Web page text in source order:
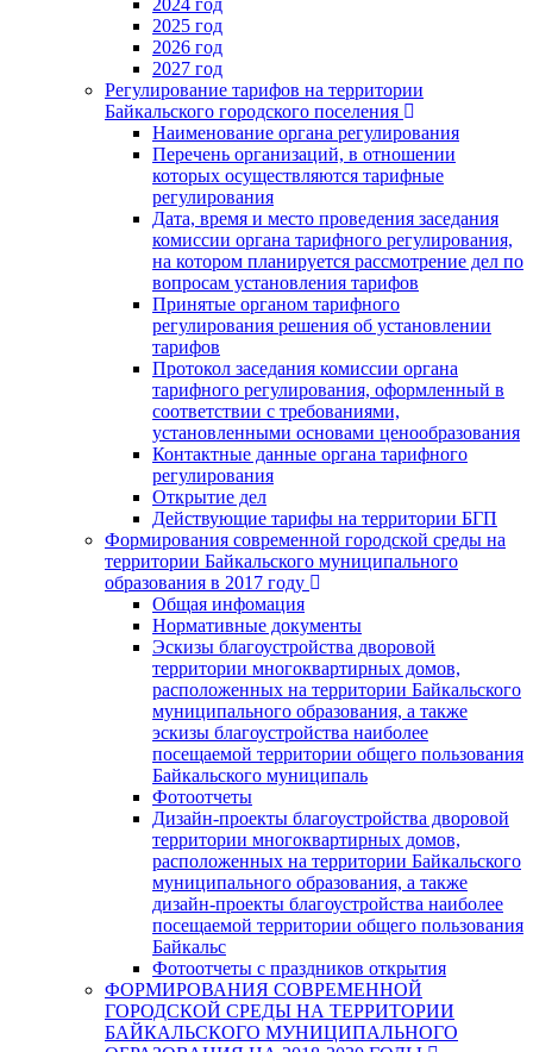
2025 год
2026 год
2027 год
Регулирование тарифов на территории
Байкальского городского поселения
Наименование органа регулирования
Перечень организаций, в отношении
которых осуществляются тарифные
регулирования
Дата, время и место проведения заседания
комиссии органа тарифного регулирования,
на котором планируется рассмотрение дел по
вопросам установления тарифов
Принятые органом тарифного
регулирования решения об установлении
тарифов
Протокол заседания комиссии органа
тарифного регулирования, оформленный в
соответствии с требованиями,
установленными основами ценообразования
Контактные данные органа тарифного
регулирования
Открытие дел
Действующие тарифы на территории БГП
Формирования современной городской среды на
территории Байкальского муниципального
образования в 2017 году
Общая инфомация
Нормативные документы
Эскизы благоустройства дворовой
территории многоквартирных домов,
расположенных на территории Байкальского
муниципального образования, а также
эскизы благоустройства наиболее
посещаемой территории общего пользования
Байкальского муниципаль
Фотоотчеты
Дизайн-проекты благоустройства дворовой
территории многоквартирных домов,
расположенных на территории Байкальского
муниципального образования, а также
дизайн-проекты благоустройства наиболее
посещаемой территории общего пользования
Байкальс
Фотоотчеты с праздников открытия
ФОРМИРОВАНИЯ СОВРЕМЕННОЙ
ГОРОДСКОЙ СРЕДЫ НА ТЕРРИТОРИИ
БАЙКАЛЬСКОГО МУНИЦИПАЛЬНОГО